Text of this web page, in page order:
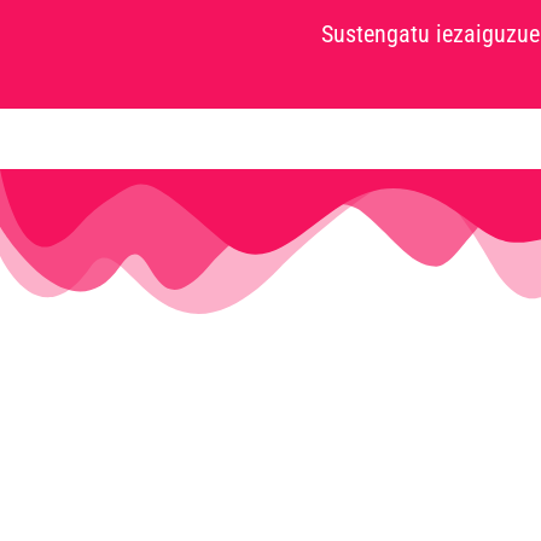
Sustengatu iezaiguzue